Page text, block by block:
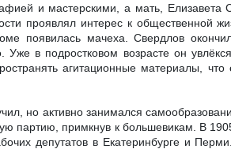
и мастерскими, а мать, Елизавета
проявлял интерес к общественной
появилась мачеха. Свердлов
Уже в подростковом возрасте он
агитационные материалы, что
но активно занимался
партию, примкнув к большевикам. В
депутатов в Екатеринбурге и